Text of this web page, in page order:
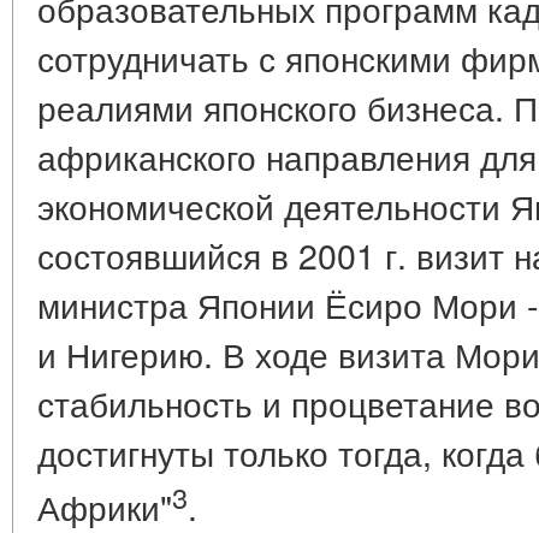
сотрудничать с японскими
реалиями японского бизнеса.
африканского направления
экономической деятельности
состоявшийся в 2001 г. визит
министра Японии Ёсиро
и Нигерию. В ходе визита
стабильность и процветание
достигнуты только тогда,
Африки"3.